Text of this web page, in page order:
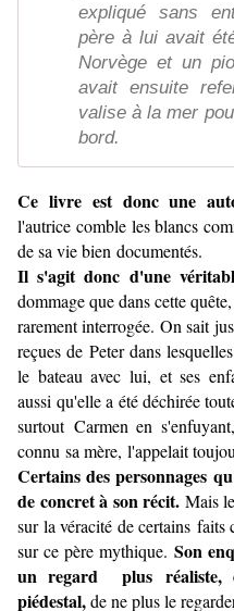
expliqué sans
père à lui avait
Norvège et un
avait ensuite
valise à la mer
bord.
Ce livre est donc une
l'autrice comble les blancs
de sa vie bien documentés.
Il s'agit donc d'une
dommage que dans cette
rarement interrogée. On sait
reçues de Peter dans
le bateau avec lui, et ses
aussi qu'elle a été déchirée
surtout Carmen en
connu sa mère, l'appelait
Certains des personnages
de concret à son récit. Mais
sur la véracité de certains
sur ce père mythique.Son
un regard plus réaliste,
piédestal,de ne plus le